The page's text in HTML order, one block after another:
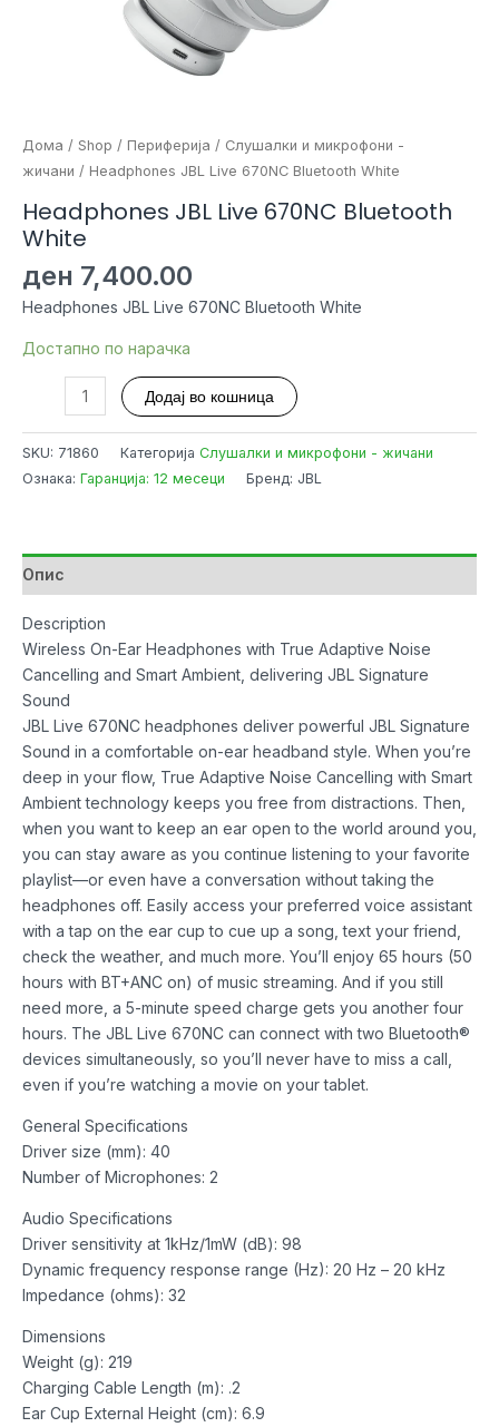
Дома / Shop / Периферија / Слушалки и микрофони -
жичани / Headphones JBL Live 670NC Bluetooth White
Headphones JBL Live 670NC Bluetooth
White
ден 7,400.00
Headphones JBL Live 670NC Bluetooth White
Достапно по нарачка
Headphones
Live
Додај во кошница
SKU: 71860 Категорија Слушалки и микрофони - жичани
Ознака: Гаранција: 12 месеци Бренд: JBL
Опис
Description
Wireless On-Ear Headphones with True Adaptive Noise
Cancelling and Smart Ambient, delivering JBL Signature
Sound
JBL Live 670NC headphones deliver powerful JBL Signature
Sound in a comfortable on-ear headband style. When you’re
deep in your flow, True Adaptive Noise Cancelling with Smart
Ambient technology keeps you free from distractions. Then,
when you want to keep an ear open to the world around you,
you can stay aware as you continue listening to your favorite
playlist—or even have a conversation without taking the
headphones off. Easily access your preferred voice assistant
with a tap on the ear cup to cue up a song, text your friend,
check the weather, and much more. You’ll enjoy 65 hours (50
hours with BT+ANC on) of music streaming. And if you still
need more, a 5-minute speed charge gets you another four
hours. The JBL Live 670NC can connect with two Bluetooth®
devices simultaneously, so you’ll never have to miss a call,
even if you’re watching a movie on your tablet.
General Specifications
Driver size (mm): 40
Number of Microphones: 2
Audio Specifications
Driver sensitivity at 1kHz/1mW (dB): 98
Dynamic frequency response range (Hz): 20 Hz – 20 kHz
Impedance (ohms): 32
Dimensions
Weight (g): 219
Charging Cable Length (m): .2
Ear Cup External Height (cm): 6.9